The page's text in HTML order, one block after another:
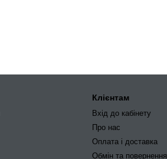
Клієнтам
Вхід до кабінету
Про нас
Оплата і доставка
Обмін та повернення